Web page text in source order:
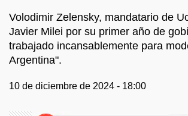
Volodimir Zelensky, mandatario de
Javier Milei por su primer año de
trabajado incansablemente para
Argentina".
10 de diciembre de 2024 - 18:00